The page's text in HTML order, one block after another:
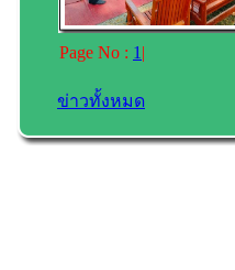
Page No : 1 |
ข่าวทั้งหมด